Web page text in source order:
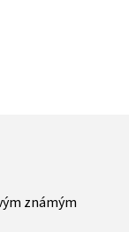
známým